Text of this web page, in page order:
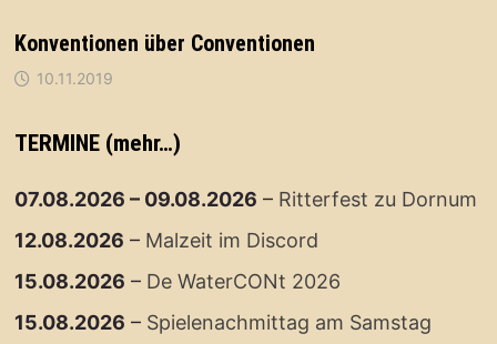
Konventionen über Conventionen
10.11.2019
TERMINE (mehr…)
07.08.2026 – 09.08.2026 – Ritterfest zu Dornum
12.08.2026 – Malzeit im Discord
15.08.2026 – De WaterCONt 2026
15.08.2026 – Spielenachmittag am Samstag